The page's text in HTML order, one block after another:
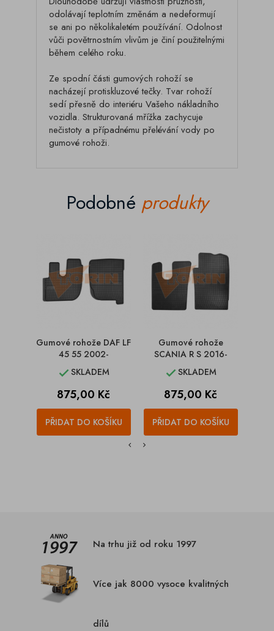
odolávají teplotním změnám a nedeformují
se ani po několikaletém používání. Odolnost
vůči povětrnostním vlivům je činí použitelnými
během celého roku.
Ze spodní části gumových rohoží se
nacházejí protiskluzové tečky. Tvar rohoží
sedí přesně do interiéru Vašeho nákladního
vozidla. Strukturovaná mřížka zachycuje
nečistoty a případnému přelévání vody po
gumové rohoži.
Podobné produkty
Gumové rohože DAF LF
45 55 2002-
SKLADEM
Cena
875,00 Kč
PŘIDAT DO KOŠÍKU
Gumové rohože
SCANIA R S 2016-
SKLADEM
Cena
875,00 Kč
PŘIDAT DO KOŠÍKU
Na trhu již od roku 1997
Více jak 8000 vysoce kvalitných
dílů